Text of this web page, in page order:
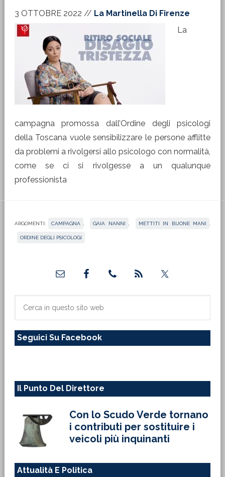
3 OTTOBRE 2022 // La Martinella Di Firenze
La
campagna promossa dall’Ordine degli psicologi
della Toscana vuole sensibilizzare le persone afflitte
da problemi a rivolgersi allo psicologo con normalità,
come se ci si rivolgesse a un qualunque
professionista
ARGOMENTI: CAMPAGNA GAIA NANNI METTITI IN BUONE MANI
ORDINE DEGLI PSICOLOGI
primaria
sito
Seguici Su Facebook
Il Punto Del Direttore
Con lo Scudo Verde tornano
i contributi per sostituire i
veicoli più inquinanti
Attualità E Politica